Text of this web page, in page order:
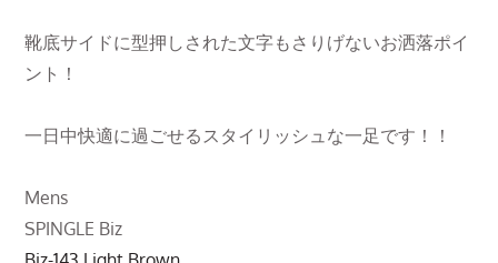
靴底サイドに型押しされた文字もさりげないお洒落ポイ
ント！
一日中快適に過ごせるスタイリッシュな一足です！！
Mens
SPINGLE Biz